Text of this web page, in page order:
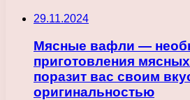
29.11.2024
Мясные вафли —
приготовления
поразит вас своим
оригинальностью